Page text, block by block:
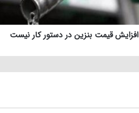
افزایش قیمت بنزین در دستور کار نیست